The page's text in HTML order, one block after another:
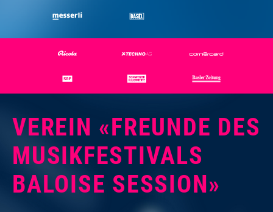
VEREIN «FREUNDE DES
MUSIKFESTIVALS
BALOISE SESSION»